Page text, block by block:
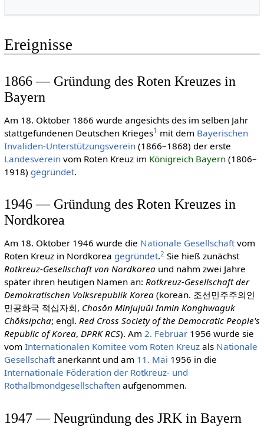
Ereignisse
1866 — Gründung des Roten Kreuzes in
Bayern
Am 18. Oktober 1866 wurde angesichts des im selben Jahr
stattgefundenen Deutschen Krie­ges1 mit dem Bayerischen
Invaliden-Unterstützungsverein(1866–1868) der erste
Landesvereinvom Roten Kreuz im Königreich Bayern(1806–
1918) gegründet.
1946 — Gründung des Roten Kreuzes in
Nordkorea
Am 18. Oktober 1946 wurde die Nationale Gesellschaftvom
Roten Kreuz in Nordkorea gegründet.2 Sie hieß zunächst
Rotkreuz-Gesellschaft von Nordkoreaund nahm zwei Jahre
später ihren heutigen Namen an: Rotkreuz-Gesellschaft der
Demokratischen Volksrepublik Korea(korean. 조선민주주의인
민공화국 적십자회, Chosŏn Minjujuŭi Inmin Konghwaguk
Chŏksipcha; engl. Red Cross Society of the Democratic People's
Republic of Korea, DPRK RCS). Am 2. Februar1956 wurde sie
vom Inter­natio­nalen Komitee vom Roten Kreuzals Nationale
Gesellschaftanerkannt und am 11. Mai 1956 in die
Internationale Föderation der Rotkreuz- und
Rothalbmondgesellschaftenaufgenommen.
1947 — Neugründung des JRK in Bayern